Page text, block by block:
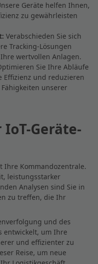
Geräte helfen Ihnen,
zu gewährleisten
Verabschieden Sie sich
Tracking-Lösungen
wertvollen Anlagen.
Sie Ihre Abläufe
Effizienz und reduzieren
unserer
Geräte-
Ihre Kommandozentrale.
leistungsstarker
Analysen sind Sie in
zu treffen, die Ihr
und des
entwickelt, um Ihre
und effizienter zu
Reise, um neue